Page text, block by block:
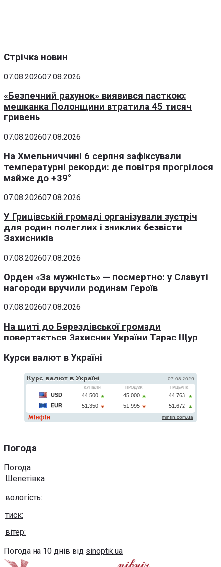
Стрічка новин
07.08.202607.08.2026
«Безпечний рахунок» виявився пасткою:
мешканка Полонщини втратила 45 тисяч
гривень
07.08.202607.08.2026
На Хмельниччині 6 серпня зафіксували
температурні рекорди: де повітря прогрілося
майже до +39°
07.08.202607.08.2026
У Грицівській громаді організували зустріч
для родин полеглих і зниклих безвісти
Захисників
07.08.202607.08.2026
Орден «За мужність» — посмертно: у Славуті
нагороди вручили родинам Героїв
07.08.202607.08.2026
На щиті до Берездівської громади
повертається Захисник України Тарас Щур
Курси валют в Україні
Погода
Погода
Шепетівка
вологість:
тиск:
вітер:
Погода на 10 днів від sinoptik.ua